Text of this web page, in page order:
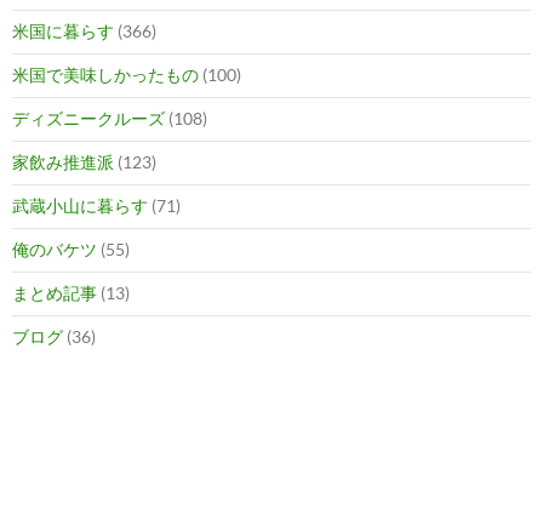
米国に暮らす (366)
米国で美味しかったもの (100)
ディズニークルーズ (108)
家飲み推進派 (123)
武蔵小山に暮らす (71)
俺のバケツ (55)
まとめ記事 (13)
ブログ (36)